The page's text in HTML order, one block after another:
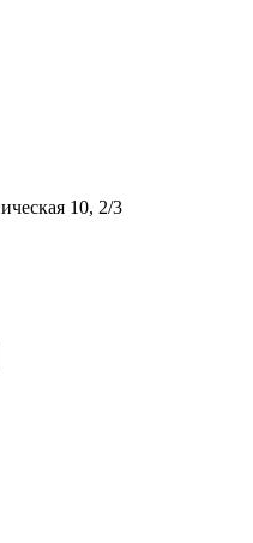
10, 2/3